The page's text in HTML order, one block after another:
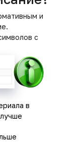
и
с
в